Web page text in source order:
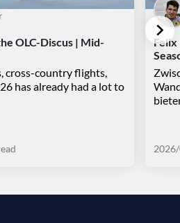
OLC-Discus | Mid-
cross-country flights,
has already had a lot to